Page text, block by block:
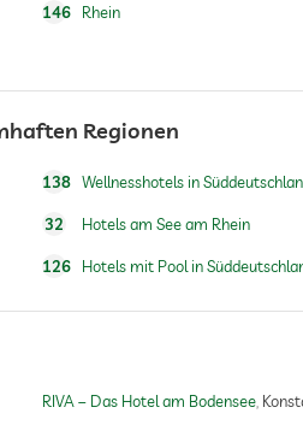
146 Rhein
Regionen
138 Wellnesshotels in
32 Hotels am See am Rhein
126 Hotels mit Pool in
RIVA – Das Hotel am Bodensee